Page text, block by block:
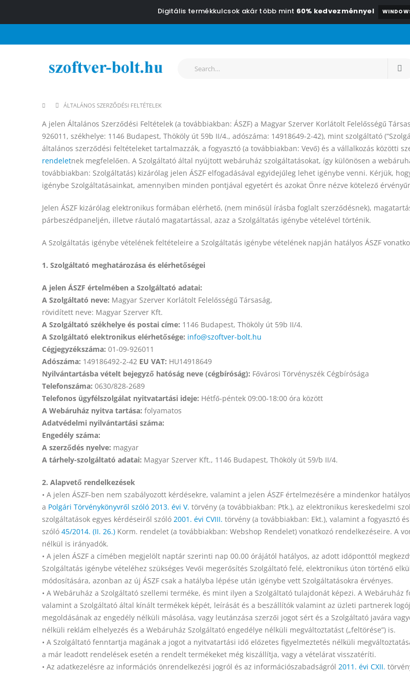
Digitális termékkulcsok akár több mint 60% kedvezménnyel
ÁLTALÁNOS SZERZŐDÉSI FELTÉTELEK
A jelen Általános Szerződési Feltételek (a továbbiakban: ÁSZF) a Magyar Szerver Korlátolt Felelősségű
926011, székhelye: 1146 Budapest, Thököly út 59b II/4., adószáma: 14918649-2-42), mint szolgáltató
általános szerződési feltételeket tartalmazzák, a fogyasztó (a továbbiakban: Vevő) és a vállalkozás közötti
rendeletnek megfelelően. A Szolgáltató által nyújtott webáruház szolgáltatásokat, így különösen a
továbbiakban: Szolgáltatás) kizárólag jelen ÁSZF elfogadásával egyidejűleg lehet igénybe venni. Kérjük,
igénybe Szolgáltatásainkat, amennyiben minden pontjával egyetért és azokat Önre nézve kötelező
Jelen ÁSZF kizárólag elektronikus formában elérhető, (nem minősül írásba foglalt szerződésnek),
párbeszédpaneljén, illetve ráutaló magatartással, azaz a Szolgáltatás igénybe vételével történik.
A Szolgáltatás igénybe vételének feltételeire a Szolgáltatás igénybe vételének napján hatályos ÁSZF
1. Szolgáltató meghatározása és elérhetőségei
A jelen ÁSZF értelmében a Szolgáltató adatai:
A Szolgáltató neve: Magyar Szerver Korlátolt Felelősségű Társaság,
rövidített neve: Magyar Szerver Kft.
A Szolgáltató székhelye és postai címe: 1146 Budapest, Thököly út 59b II/4.
A Szolgáltató elektronikus elérhetősége: info@szoftver-bolt.hu
Cégjegyzékszáma: 01-09-926011
Adószáma: 149186492-2-42 EU VAT: HU14918649
Nyilvántartásba vételt bejegyző hatóság neve (cégbíróság): Fővárosi Törvényszék Cégbírósága
Telefonszáma: 0630/828-2689
Telefonos ügyfélszolgálat nyitvatartási ideje: Hétfő-péntek 09:00-18:00 óra között
A Webáruház nyitva tartása: folyamatos
Adatvédelmi nyilvántartási száma:
Engedély száma:
A szerződés nyelve: magyar
A tárhely-szolgáltató adatai: Magyar Szerver Kft., 1146 Budapest, Thököly út 59/b II/4.
2. Alapvető rendelkezések
• A jelen ÁSZF-ben nem szabályozott kérdésekre, valamint a jelen ÁSZF értelmezésére a mindenkor
a Polgári Törvénykönyvről szóló 2013. évi V. törvény (a továbbiakban: Ptk.), az elektronikus kereskedelmi
szolgáltatások egyes kérdéseiről szóló 2001. évi CVIII. törvény (a továbbiakban: Ekt.), valamint a fogyasztó
szóló 45/2014. (II. 26.) Korm. rendelet (a továbbiakban: Webshop Rendelet) vonatkozó rendelkezéseire. A
nélkül is irányadók.
• A jelen ÁSZF a címében megjelölt naptár szerinti nap 00.00 órájától hatályos, az adott időponttól
Szolgáltatás igénybe vételéhez szükséges Vevői megerősítés Szolgáltató felé, elektronikus úton történő
módosítására, azonban az új ÁSZF csak a hatályba lépése után igénybe vett Szolgáltatásokra érvényes.
• A Webáruház a Szolgáltató szellemi terméke, és mint ilyen a Szolgáltató tulajdonát képezi. A
valamint a Szolgáltató által kínált termékek képét, leírását és a beszállítók valamint az üzleti partnerek
megoldásának az engedély nélküli másolása, vagy leutánzása szerzői jogot sért és a Szolgáltató javára
nélküli reklám elhelyezés és a Webáruház Szolgáltató engedélye nélküli megváltoztatást („feltörése”) is.
• A Szolgáltató fenntartja magának a jogot a nyitvatartási idő előzetes figyelmeztetés nélküli
a már leadott rendelések esetén a rendelt termékeket még kiszállítja, vagy a vételárat visszatéríti.
• Az adatkezelésre az információs önrendelkezési jogról és az információszabadságról 2011. évi CXII.